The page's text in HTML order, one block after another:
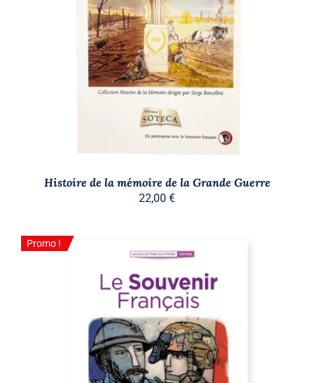
AJOUTER AU PANIER
/
Histoire de la mémoire de la Grande Guerre
22,00 €
Promo !
AJOUTER AU PANIER
/